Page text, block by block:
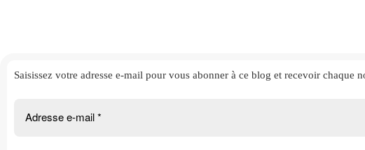
Saisissez votre adresse e-mail pour vous abonner à ce blog et recevoir chaque